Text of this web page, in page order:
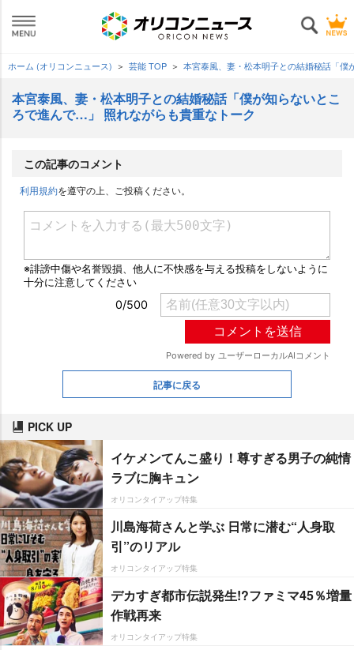
ホーム (オリコンニュース) 芸能 TOP 本宮泰風、妻・松本明子との結婚秘話「
本宮泰風、妻・松本明子との結婚秘話「僕が知らないとこ
ろで進んで…」 照れながらも貴重なトーク
この記事のコメント
利用規約を遵守の上、ご投稿ください。
記事に戻る
PICK UP
イケメンてんこ盛り！尊すぎる男子の純情
ラブに胸キュン
オリコンタイアップ特集
川島海荷さんと学ぶ 日常に潜む“人身取
引”のリアル
オリコンタイアップ特集
デカすぎ都市伝説発生!?ファミマ45％増量
作戦再来
オリコンタイアップ特集